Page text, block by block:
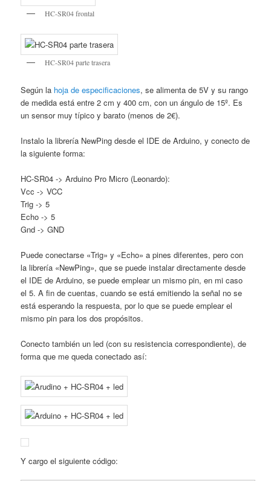
HC-SR04 frontal
HC-SR04 parte trasera
Según la hoja de especificaciones, se alimenta de 5V y su rango
de medida está entre 2 cm y 400 cm, con un ángulo de 15º. Es
un sensor muy típico y barato (menos de 2€).
Instalo la librería NewPing desde el IDE de Arduino, y conecto de
la siguiente forma:
HC-SR04 -> Arduino Pro Micro (Leonardo):
Vcc -> VCC
Trig -> 5
Echo -> 5
Gnd -> GND
Puede conectarse «Trig» y «Echo» a pines diferentes, pero con
la librería «NewPing», que se puede instalar directamente desde
el IDE de Arduino, se puede emplear un mismo pin, en mi caso
el 5. A fin de cuentas, cuando se está emitiendo la señal no se
está esperando la respuesta, por lo que se puede emplear el
mismo pin para los dos propósitos.
Conecto también un led (con su resistencia correspondiente), de
forma que me queda conectado así:
Y cargo el siguiente código: